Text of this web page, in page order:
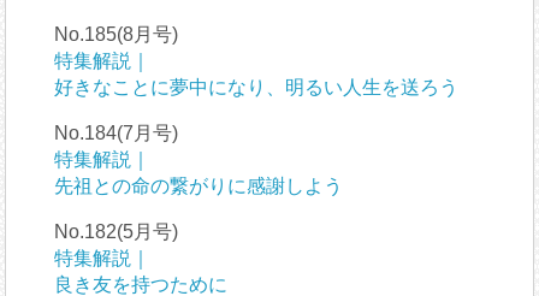
No.185(8月号)
特集解説｜
好きなことに夢中になり、明るい人生を送ろう
No.184(7月号)
特集解説｜
先祖との命の繋がりに感謝しよう
No.182(5月号)
特集解説｜
良き友を持つために